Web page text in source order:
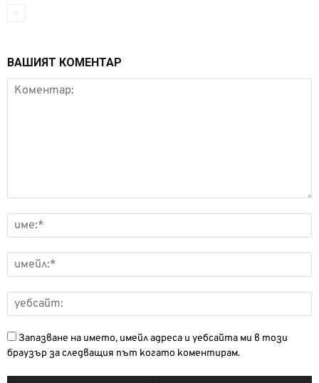
ВАШИЯТ КОМЕНТАР
Запазване на името, имейл адреса и уебсайта ми в този
браузър за следващия път когато коментирам.